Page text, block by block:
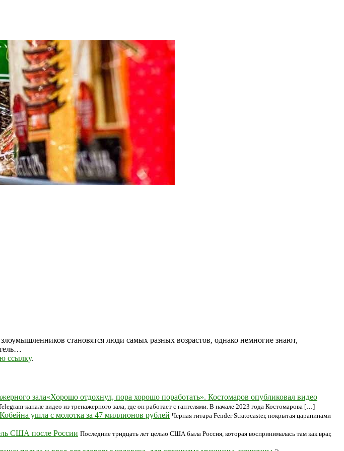
становятся люди самых разных возрастов, однако немногие знают,
ссылку.
«Хорошо отдохнул, пора хорошо поработать». Костомаров опубликовал видео
видео из тренажерного зала, где он работает с гантелями. В начале 2023 года Костомарова […]
ушла с молотка за 47 миллионов рублей Черная гитара Fender Stratocaster, покрытая царапинами
США после России Последние тридцать лет целью США была Россия, которая воспринималась там как враг,